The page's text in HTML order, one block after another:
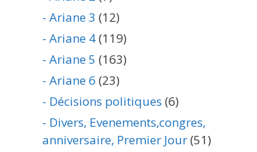
- Ariane 3 (12)
- Ariane 4(119)
- Ariane 5 (163)
- Ariane 6 (23)
- Décisions politiques (6)
- Divers, Evenements,congres,
anniversaire, Premier Jour(51)